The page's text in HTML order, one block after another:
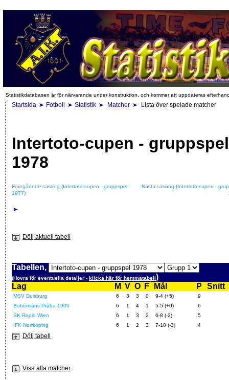
Statistikdatabasen är för närvarande under konstruktion, och kommer att uppdateras
Startsida Fotboll Statistik Matcher Lista över spelade matcher
Intertoto-cupen - gruppspel
1978
Föregående säsong (Intertoto-cupen - gruppspel
1977)
Nästa säsong (Intertoto-cupen -
Dölj aktuell tabell
Tabellen,
(Hovra för eventuella detaljer - klicka här för hemmatabell)
Lag
M V O F Mål P Snitt
MSV Duisburg 6 3 3 0 9-4 (+5)
9
Bohemians Praha 1905
6 1 4 1 5-5 (+0)
6
SK Rapid Wien
6 1 3 2 6-8 (-2)
5
IFK Norrköping
6 1 2 3 7-10 (-3) 4
Dölj tabell
Visa alla matcher